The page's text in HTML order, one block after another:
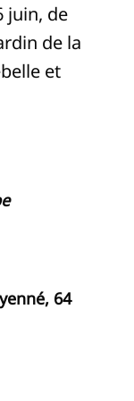
juin, de
de la
et
64